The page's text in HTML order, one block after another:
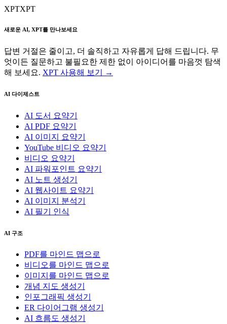
XPTXPT
새로운 AI, XPT를 만나보세요
답변 거절은 줄이고, 더 솔직하고 자유롭게 답해 드립니다. 무
엇이든 질문하고 불필요한 제한 없이 아이디어를 마음껏 탐색
해 보세요. XPT 사용해 보기 →
AI 다이제스트
AI 도서 요약기
AI PDF 요약기
AI 이미지 요약기
YouTube 비디오 요약기
비디오 요약기
AI 파워포인트 요약기
AI 노트 생성기
AI 웹사이트 요약기
AI 이미지 분석기
AI 필기 인식
AI 구조
PDF를 마인드 맵으로
비디오를 마인드 맵으로
이미지를 마인드 맵으로
개념 지도 생성기
인포그래픽 생성기
ER 다이어그램 생성기
AI 흐름도 생성기